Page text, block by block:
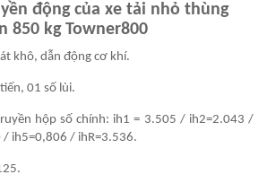
động của xe tải nhỏ thùng
850 kg Towner800
khô, dẫn động cơ khí.
01 số lùi.
hộp số chính: ih1 = 3.505 / ih2=2.043 /
ih5=0,806 / ihR=3.536.